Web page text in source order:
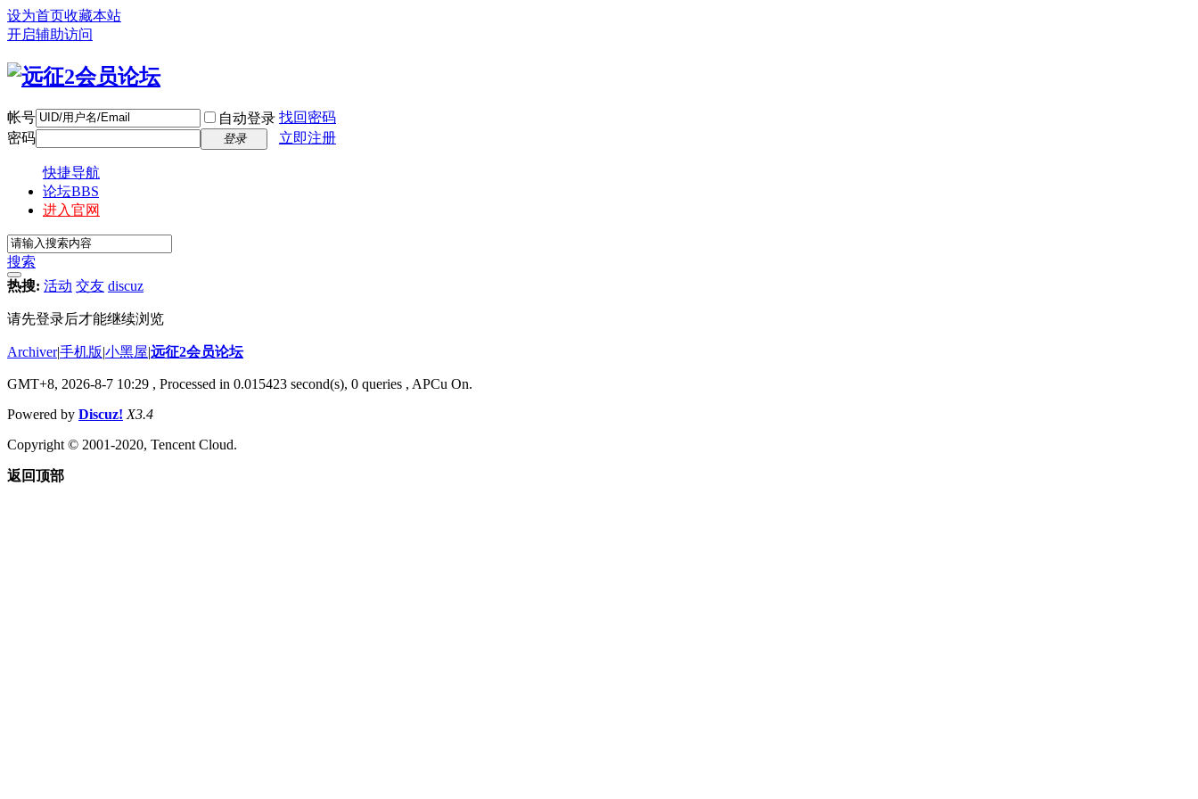
设为首页收藏本站
开启辅助访问
帐号 自动登录 找回密码
密码
登录 立即注册
快捷导航
论坛BBS
进入官网
搜索
热搜: 活动 交友 discuz
请先登录后才能继续浏览
Archiver|手机版|小黑屋|远征2会员论坛
GMT+8, 2026-8-7 10:29 , Processed in 0.015423 second(s), 0 queries , APCu On.
Powered by Discuz! X3.4
Copyright © 2001-2020, Tencent Cloud.
返回顶部